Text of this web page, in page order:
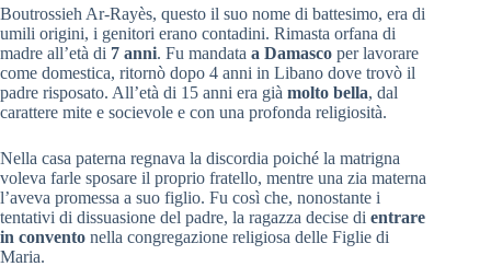
Boutrossieh Ar-Rayès, questo il suo nome di battesimo, era di
umili origini, i genitori erano contadini. Rimasta orfana di
madre all’età di 7 anni. Fu mandata a Damasco per lavorare
come domestica, ritornò dopo 4 anni in Libano dove trovò il
padre risposato. All’età di 15 anni era già molto bella, dal
carattere mite e socievole e con una profonda religiosità.
Nella casa paterna regnava la discordia poiché la matrigna
voleva farle sposare il proprio fratello, mentre una zia materna
l’aveva promessa a suo figlio. Fu così che, nonostante i
tentativi di dissuasione del padre, la ragazza decise di entrare
in convento nella congregazione religiosa delle Figlie di
Maria.